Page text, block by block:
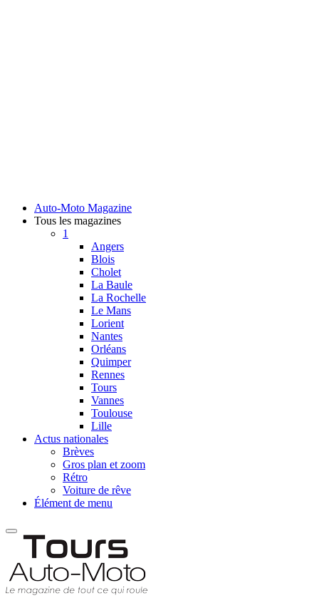
Auto-Moto Magazine
Tous les magazines
1
Angers
Blois
Cholet
La Baule
La Rochelle
Le Mans
Lorient
Nantes
Orléans
Quimper
Rennes
Tours
Vannes
Toulouse
Lille
Actus nationales
Brèves
Gros plan et zoom
Rétro
Voiture de rêve
Élément de menu